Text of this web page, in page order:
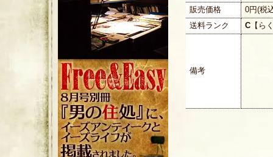
販売価格
0円(税
送料ランク
C 【ら
備考